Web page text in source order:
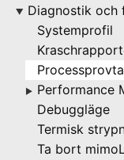
▶
Diagnostik och
Systemprofil
▶ Performance
Debuggläge
Termisk
Ta bort